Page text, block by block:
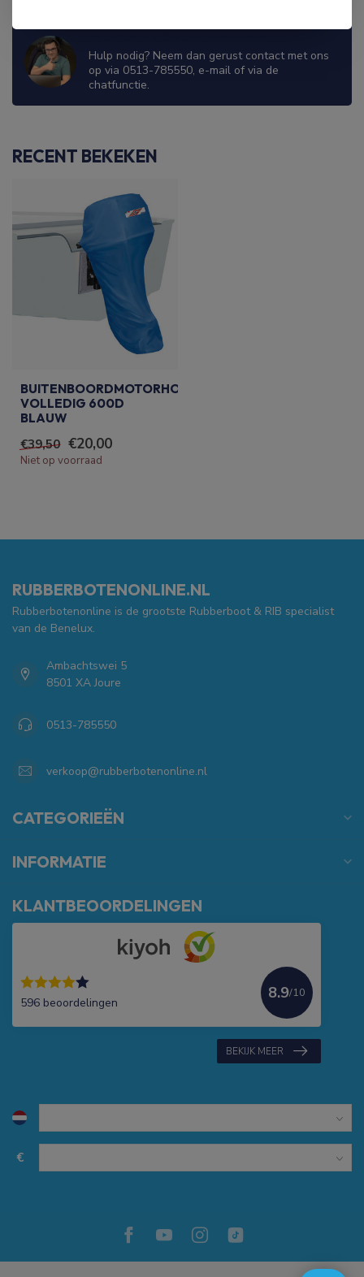
Hulp nodig? Neem dan gerust contact met ons
op via 0513-785550, e-mail of via de
chatfunctie.
RECENT BEKEKEN
BUITENBOORDMOTORHOES
VOLLEDIG 600D
BLAUW
€39,50 €20,00
Niet op voorraad
RUBBERBOTENONLINE.NL
Rubberbotenonline is de grootste Rubberboot & RIB specialist
van de Benelux.
Ambachtswei 5
8501 XA Joure
0513-785550
verkoop@rubberbotenonline.nl
CATEGORIEËN
INFORMATIE
KLANTBEOORDELINGEN
596 beoordelingen
8.9/10
BEKIJK MEER
€